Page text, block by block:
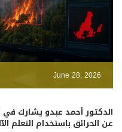
June 28, 2026
الدكتور أحمد عبدو يشارك
عن الحرائق باستخدام التعلم